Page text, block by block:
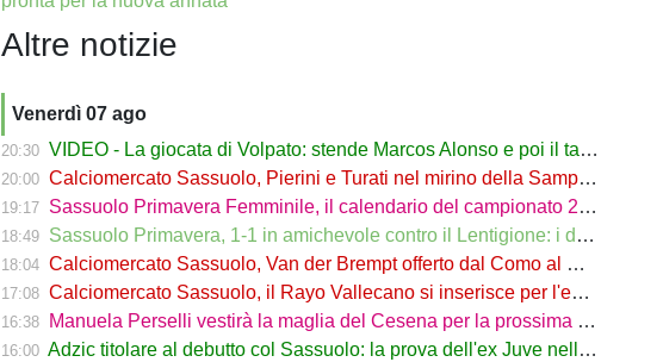
Altre notizie
Venerdì 07 ago
20:30 VIDEO - La giocata di Volpato: stende Marcos Alonso e poi il tacco per il gol di Bakola
20:00 Calciomercato Sassuolo, Pierini e Turati nel mirino della Sampdoria
19:17 Sassuolo Primavera Femminile, il calendario del campionato 26/27: si parte a Parma
18:49 Sassuolo Primavera, 1-1 in amichevole contro il Lentigione: i dettagli
18:04 Calciomercato Sassuolo, Van der Brempt offerto dal Como al Cagliari per avere Esposito
17:08 Calciomercato Sassuolo, il Rayo Vallecano si inserisce per l'ex Torino Obrador
16:38 Manuela Perselli vestirà la maglia del Cesena per la prossima stagione
16:00 Adzic titolare al debutto col Sassuolo: la prova dell'ex Juve nell'1-4 col Celta